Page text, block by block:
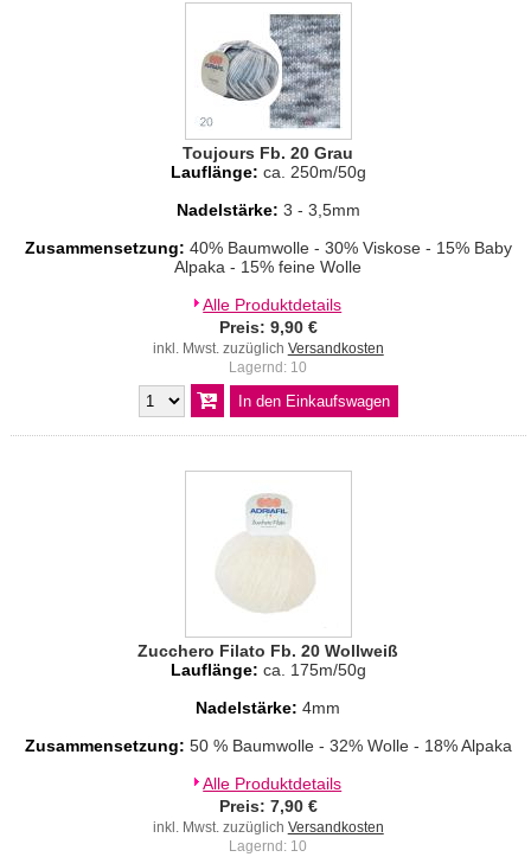
Toujours Fb. 20 Grau
Lauflänge: ca. 250m/50g
Nadelstärke: 3 - 3,5mm
Zusammensetzung: 40% Baumwolle - 30% Viskose - 15% Baby
Alpaka - 15% feine Wolle
Alle Produktdetails
Preis: 9,90 €
inkl. Mwst. zuzüglich Versandkosten
Lagernd: 10
Zucchero Filato Fb. 20 Wollweiß
Lauflänge: ca. 175m/50g
Nadelstärke: 4mm
Zusammensetzung: 50 % Baumwolle - 32% Wolle - 18% Alpaka
Alle Produktdetails
Preis: 7,90 €
inkl. Mwst. zuzüglich Versandkosten
Lagernd: 10